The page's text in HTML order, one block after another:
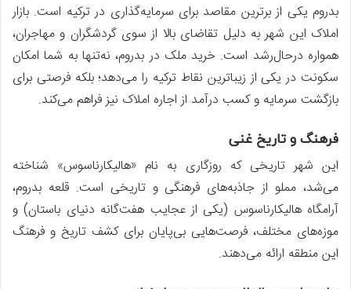
بدروم یکی از برترین مقاصد برای سرمایه‌گذاری در ترکیه است. بازار
املاک این شهر به دلیل تقاضای بالا از سوی گردشگران و مهاجران،
همواره درحال‌رشد است. خرید ملک در بدروم، نه‌تنها به شما امکان
سکونت در یکی از زیباترین نقاط ترکیه را می‌دهد؛ بلکه فرصتی برای
بازگشت سرمایه و کسب درآمد از اجاره املاک نیز فراهم می‌کند.
فرهنگ و تاریخ غنی
این شهر تاریخی که روزگاری به نام «هالیکارناسوس» شناخته
می‌شد، مملو از جاذبه‌های فرهنگی و تاریخی است. قلعه بدروم،
آرامگاه هالیکارناسوس (یکی از عجایب هفت‌گانه دنیای باستان) و
موزه‌های مختلف، فرصت‌هایی بی‌پایان برای کشف تاریخ و فرهنگ
این منطقه ارائه می‌دهند.